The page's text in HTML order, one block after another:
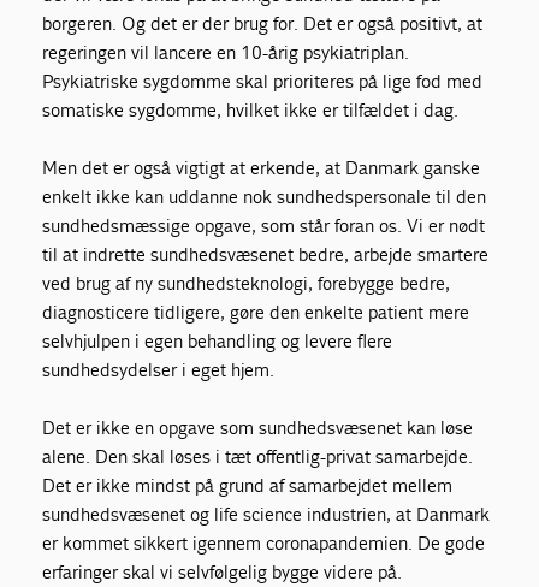
borgeren. Og det er der brug for. Det er også positivt, at
regeringen vil lancere en 10-årig psykiatriplan.
Psykiatriske sygdomme skal prioriteres på lige fod med
somatiske sygdomme, hvilket ikke er tilfældet i dag.
Men det er også vigtigt at erkende, at Danmark ganske
enkelt ikke kan uddanne nok sundhedspersonale til den
sundhedsmæssige opgave, som står foran os. Vi er nødt
til at indrette sundhedsvæsenet bedre, arbejde smartere
ved brug af ny sundhedsteknologi, forebygge bedre,
diagnosticere tidligere, gøre den enkelte patient mere
selvhjulpen i egen behandling og levere flere
sundhedsydelser i eget hjem.
Det er ikke en opgave som sundhedsvæsenet kan løse
alene. Den skal løses i tæt offentlig-privat samarbejde.
Det er ikke mindst på grund af samarbejdet mellem
sundhedsvæsenet og life science industrien, at Danmark
er kommet sikkert igennem coronapandemien. De gode
erfaringer skal vi selvfølgelig bygge videre på.